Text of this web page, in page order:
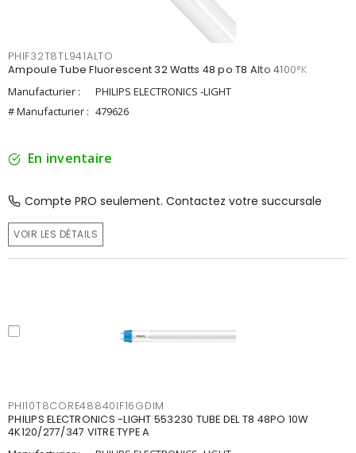
PHIF32T8TL941ALTO
Ampoule Tube Fluorescent 32 Watts 48 po T8 Alto 4100°K
Manufacturier :
PHILIPS ELECTRONICS -LIGHT
# Manufacturier : 479626
En inventaire
Compte PRO seulement. Contactez votre succursale
VOIR LES DÉTAILS
PHI10T8CORE48840IF16GDIM
PHILIPS ELECTRONICS -LIGHT 553230 TUBE DEL T8 48PO 10W
4K120/277/347 VITRE TYPE A